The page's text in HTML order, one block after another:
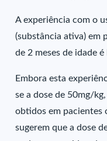
A experiência com o
(substância ativa) em
de 2 meses de idade
Embora esta
se a dose de 50mg/
obtidos em pacientes
sugerem que a dose